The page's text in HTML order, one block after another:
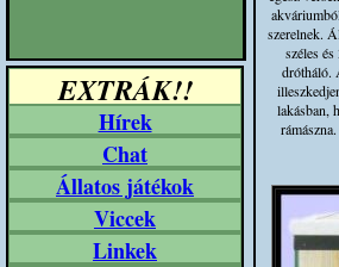
EXTRÁK!!
Hírek
Chat
Állatos játékok
Viccek
Linkek
szerelnek.
széles
drótháló.
lakásban,